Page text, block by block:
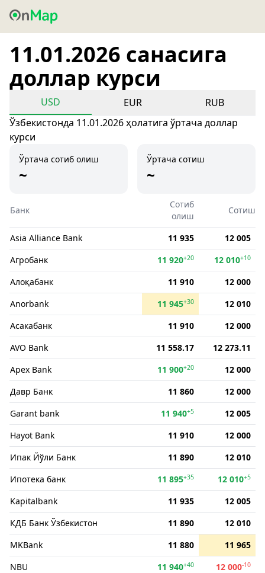
11.01.2026 санасига
доллар курси
USD EUR
RUB
Ўзбекистонда 11.01.2026 ҳолатига ўртача доллар
курси
Ўртача сотиб олиш
~
Ўртача сотиш
~
Банк
Сотиб
олиш
Сотиш
Asia Alliance Bank 11 935
12 005
Агробанк
11 920+20 12 010+10
Алоқабанк 11 910
12 000
Anorbank
11 945+30
12 010
Асакабанк
11 910
12 000
AVO Bank
11 558.17
12 273.11
Apex Bank
11 900+20
12 000
Давр Банк
11 860
12 000
Garant bank
11 940+5
12 005
Hayot Bank
11 910
12 000
Ипак Йўли Банк
11 890
12 010
Ипотека банк
11 895+35 12 010+5
Kapitalbank 11 935
12 005
КДБ Банк Ўзбекистон
11 890
12 010
MKBank
11 880
11 965
NBU
11 940+40 12 000-10